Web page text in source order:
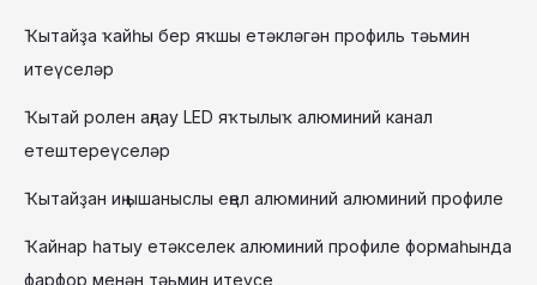
Ҡытайҙа ҡайһы бер яҡшы етәкләгән профиль тәьмин
итеүселәр
Ҡытай ролен аңлау LED яҡтылыҡ алюминий канал
етештереүселәр
Ҡытайҙан иң ышаныслы еңел алюминий алюминий профиле
Ҡайнар һатыу етәкселек алюминий профиле формаһында
фарфор менән тәьмин итеүсе